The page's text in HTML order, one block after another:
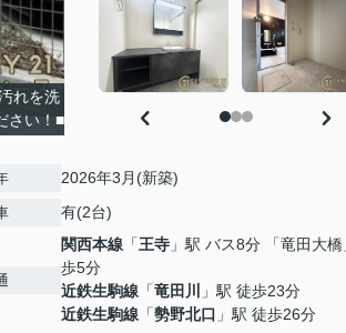
れを洗
さい！■
2026年3月(新築)
有(2台)
関西本線 「王寺 」駅 バス8分 「竜田大
歩5分
近鉄生駒線 「竜田川
」駅 徒歩23分
近鉄生駒線 「勢野北口 」駅 徒歩26分